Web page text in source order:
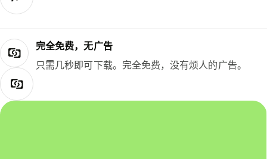
完全免费，无广告
只需几秒即可下载。完全免费，没有烦人的广告。